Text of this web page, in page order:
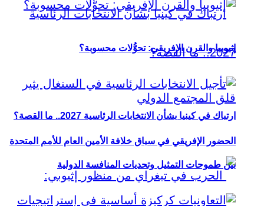
ارتباك في كينيا بشأن الانتخابات الرئاسية 2027.. ما القصة؟
إثيوبيا والقرن الإفريقي: تحوُّلات محسوبة؟
الحضور الإفريقي في سباق خلافة الأمين العام للأمم المتحدة
بين طموحات التمثيل وتحديات المنافسة الدولية